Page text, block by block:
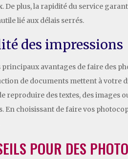
De plus, la rapidité du service
lié aux délais serrés.
des impressions
principaux avantages de faire des
de documents mettent à votre
reproduire des textes, des images
En choisissant de faire vos
POUR DES